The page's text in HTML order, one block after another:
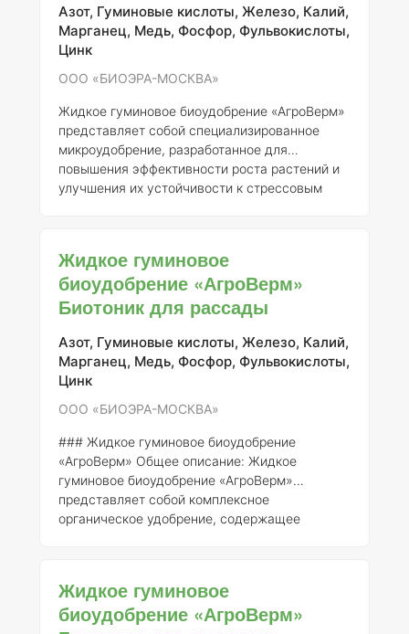
увеличивают её водоудерживающую
способность и обогащают почву
питательными веществами.
Азот, Гуминовые кислоты, Железо, Калий,
Марганец, Медь, Фосфор, Фульвокислоты,
Цинк
ООО «БИОЭРА-МОСКВА»
Жидкое гуминовое биоудобрение «АгроВерм»
представляет собой специализированное
микроудобрение, разработанное для
повышения эффективности роста растений и
улучшения их устойчивости к стрессовым
### Описание «АгроВерм» содержит
гуминовые и фульвокислоты, полученные из
органических источников, что способствует
улучшению структуры почвы, увеличению ее
влагоемкости и способности к удержанию
питательных веществ. Данное удобрение
также стимулирует
Жидкое гуминовое
биоудобрение «АгроВерм»
Биотоник для рассады
Азот, Гуминовые кислоты, Железо, Калий,
Марганец, Медь, Фосфор, Фульвокислоты,
Цинк
ООО «БИОЭРА-МОСКВА»
### Жидкое гуминовое биоудобрение
«АгроВерм» Общее описание: Жидкое
гуминовое биоудобрение «АгроВерм»
представляет собой комплексное
органическое удобрение, содержащее
удобрение разработано для повышения
плодородия почвы, улучшения роста растений
Жидкое гуминовое
биоудобрение «АгроВерм»